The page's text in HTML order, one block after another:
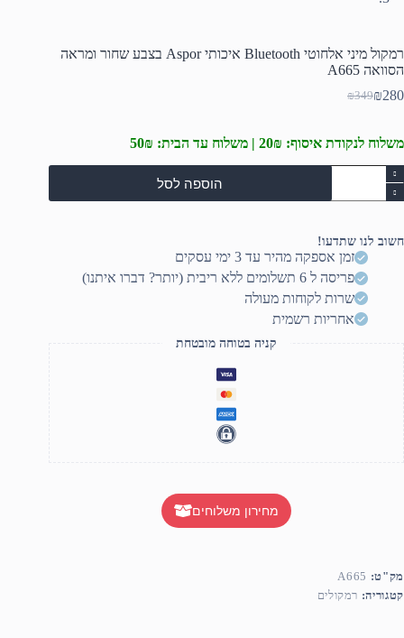
רמקול מיני אלחוטי Bluetooth איכותי Aspor בצבע שחור ומראה
הסוואה A665
₪349
המחיר
היה:
₪349.
₪280 המחיר
הוא:
₪280.
משלוח לנקודת איסוף: 20₪ | משלוח עד הבית: 50₪
כמות
של
רמקול
אלחוטי
Bluetooth
הוספה לסל
חשוב לנו שתדעו!
זמן אספקה מהיר עד 3 ימי עסקים
פריסה ל 6 תשלומים ללא ריבית (יותר? דברו איתנו)
שרות לקוחות מעולה
אחריות רשמית
קניה בטוחה מובטחת
מחירון משלוחים
מק"ט: A665
קטגוריה: רמקולים